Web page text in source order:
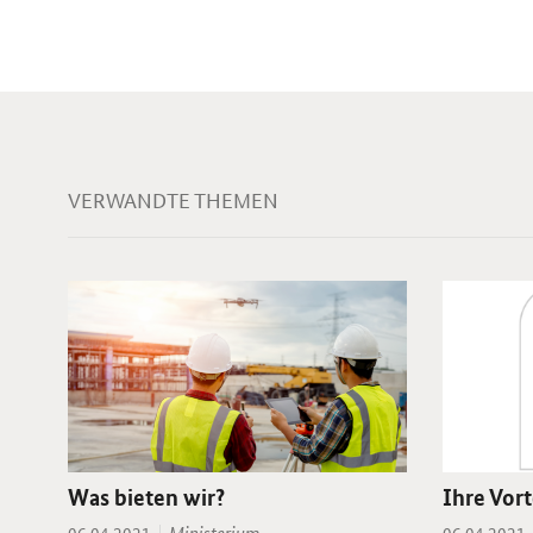
VERWANDTE THEMEN
Was bieten wir? Ihre